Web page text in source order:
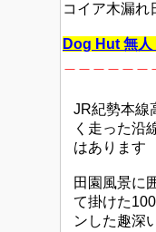
コイア木漏れ
Dog Hut 無
JR紀勢本線
く走った沿
はあります
田園風景に
て掛けた
ンした趣深